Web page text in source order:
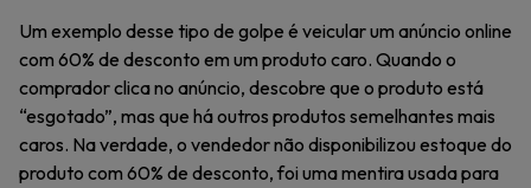
Um exemplo desse tipo de golpe é veicular um anúncio online
com 60% de desconto em um produto caro. Quando o
comprador clica no anúncio, descobre que o produto está
“esgotado”, mas que há outros produtos semelhantes mais
caros. Na verdade, o vendedor não disponibilizou estoque do
produto com 60% de desconto, foi uma mentira usada para